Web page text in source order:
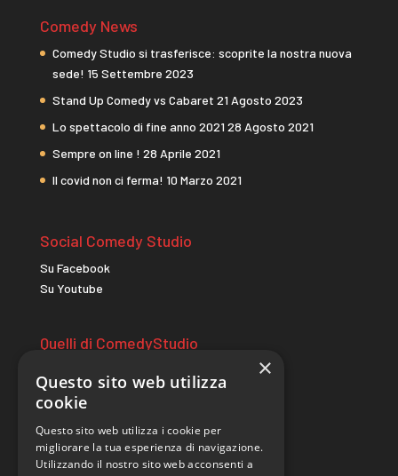
Comedy News
Comedy Studio si trasferisce: scoprite la nostra nuova
sede! 15 Settembre 2023
Stand Up Comedy vs Cabaret 21 Agosto 2023
Lo spettacolo di fine anno 2021 28 Agosto 2021
Sempre on line ! 28 Aprile 2021
Il covid non ci ferma! 10 Marzo 2021
Social Comedy Studio
Su Facebook
Su Youtube
Quelli di ComedyStudio
wildcomedycamp.it
Sito realizzato da
×
Questo sito web utilizza
cookie
Questo sito web utilizza i cookie per
migliorare la tua esperienza di navigazione.
Utilizzando il nostro sito web acconsenti a